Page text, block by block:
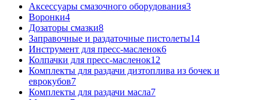
Аксессуары смазочного оборудования3
Воронки4
Дозаторы смазки8
Заправочные и раздаточные пистолеты14
Инструмент для пресс-масленок6
Колпачки для пресс-масленок12
Комплекты для раздачи дизтоплива из бочек и
еврокубов7
Комплекты для раздачи масла7